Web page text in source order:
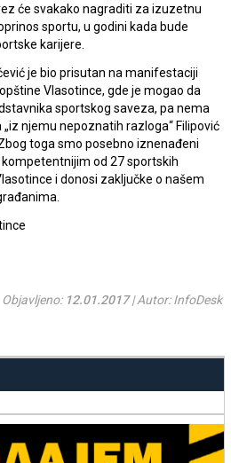
će svakako nagraditi za izuzetnu
sportu, u godini kada bude
karijere.
je bio prisutan na manifestaciji
Vlasotince, gde je mogao da
sportskog saveza, pa nema
njemu nepoznatih razloga“ Filipović
toga smo posebno iznenađeni
od 27 sportskih
i donosi zaključke o našem
Objavljeno: 12.01.2017| Autor: InfoDesk